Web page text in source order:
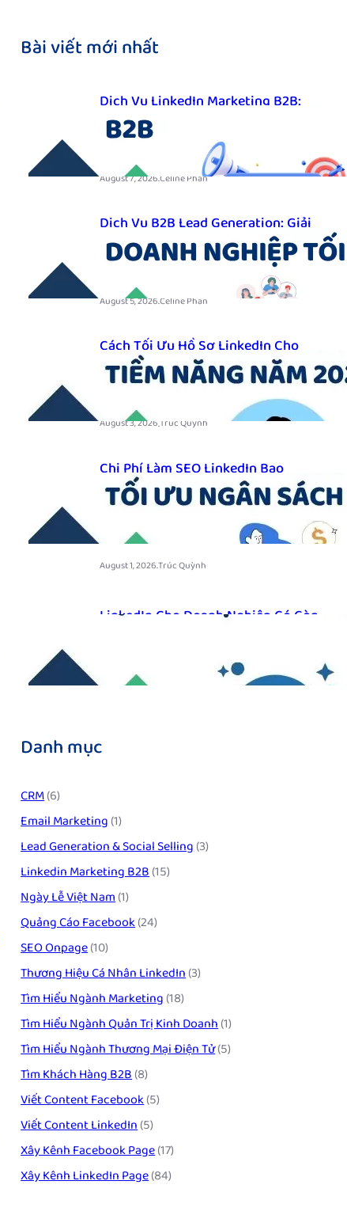
Bài viết mới nhất
Dịch Vụ LinkedIn Marketing B2B:
Giải Pháp Tối Ưu Cho Doanh
Nghiệp B2B
August 7, 2026.Celine Phan
Dịch Vụ B2B Lead Generation: Giải
Pháp Tìm Kiếm Khách Hàng Doanh
Nghiệp Tối Ưu
August 5, 2026.Celine Phan
Cách Tối Ưu Hồ Sơ LinkedIn Cho
Sales B2B Để Thu Hút Khách Hàng
Tiềm Năng Năm 2026
August 3, 2026.Trúc Quỳnh
Chi Phí Làm SEO LinkedIn Bao
Nhiêu? Những Yếu Tố Ảnh Hưởng
Và Cách Tối Ưu Ngân Sách Năm
August 1, 2026.Trúc Quỳnh
LinkedIn Cho Doanh Nghiệp Có Còn
July 30, 2026
Danh mục
CRM(6)
Email Marketing(1)
Lead Generation & Social Selling(3)
Linkedin Marketing B2B(15)
Ngày Lễ Việt Nam(1)
Quảng Cáo Facebook(24)
SEO Onpage(10)
Thương Hiệu Cá Nhân LinkedIn(3)
Tìm Hiểu Ngành Marketing(18)
Tìm Hiểu Ngành Quản Trị Kinh Doanh(1)
Tìm Hiểu Ngành Thương Mại Điện Tử(5)
Tìm Khách Hàng B2B(8)
Viết Content Facebook(5)
Viết Content LinkedIn(5)
Xây Kênh Facebook Page(17)
Xây Kênh LinkedIn Page(84)